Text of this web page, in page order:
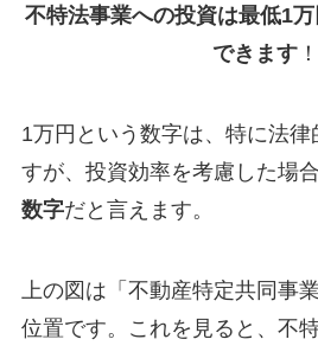
不特法事業への投資は最低1
できます ！
1万円という数字は、特に法
すが、投資効率を考慮した場合
数字だと言えます。
上の図は「不動産特定共同事
位置です。これを見ると、不